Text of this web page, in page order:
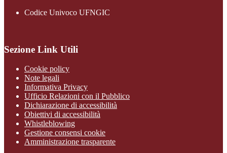
Codice Univoco UFNGIC
Sezione Link Utili
Cookie policy
Note legali
Informativa Privacy
Ufficio Relazioni con il Pubblico
Dichiarazione di accessibilità
Obiettivi di accessibilità
Whistleblowing
Gestione consensi cookie
Amministrazione trasparente